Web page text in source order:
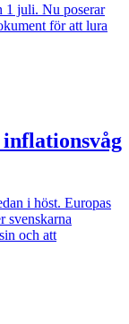
1 juli. Nu poserar
för att lura
i höst. Europas
svenskarna
och att